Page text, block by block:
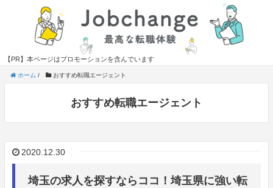
【PR】本ページはプロモーションを含んでいます
ホーム / おすすめ転職エージェント
おすすめ転職エージェント
2020.12.30
埼玉の求人を探すならココ！埼玉県に強い転